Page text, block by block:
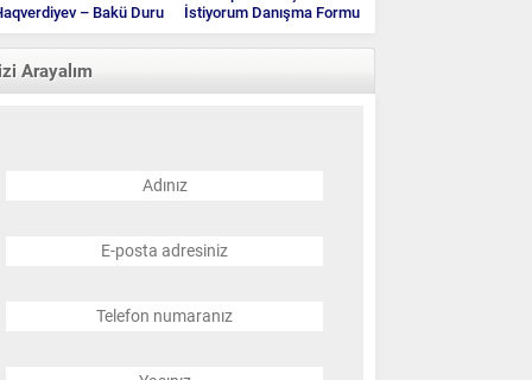
– Bakü Duru
Klinik
İstiyorum Danışma Formu
Arayalım